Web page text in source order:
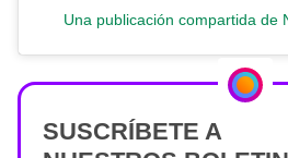
Una publicación compartida
SUSCRÍBETE A